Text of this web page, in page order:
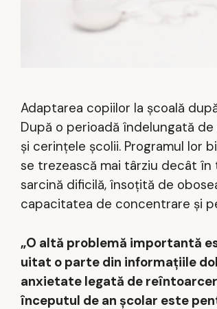
Adaptarea copiilor la școală
După o perioadă îndelungată
și cerințele școlii. Programul lor
se trezească mai târziu decât
sarcină dificilă, însoțită de
capacitatea de concentrare și
„O altă problemă importantă
uitat o parte din informațiile
anxietate legată de
începutul de an școlar este